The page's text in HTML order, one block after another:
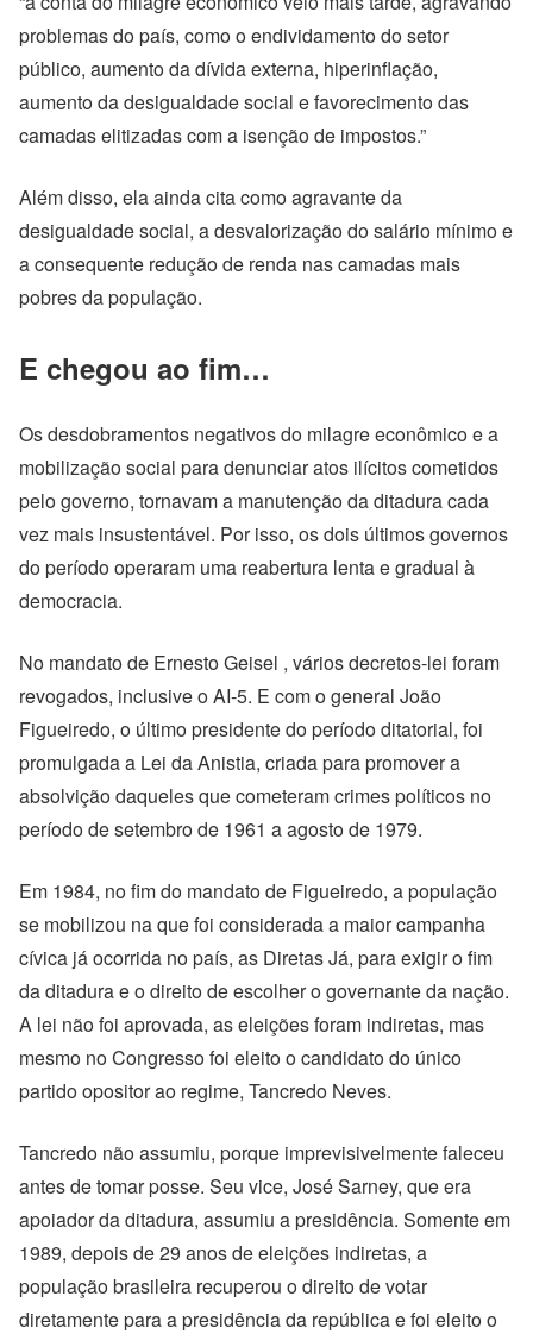
problemas do país, como o endividamento do setor
público, aumento da dívida externa, hiperinflação,
aumento da desigualdade social e favorecimento das
camadas elitizadas com a isenção de impostos.”
Além disso, ela ainda cita como agravante da
desigualdade social, a desvalorização do salário mínimo e
a consequente redução de renda nas camadas mais
pobres da população.
E chegou ao fim…
Os desdobramentos negativos do milagre econômico e a
mobilização social para denunciar atos ilícitos cometidos
pelo governo, tornavam a manutenção da ditadura cada
vez mais insustentável. Por isso, os dois últimos governos
do período operaram uma reabertura lenta e gradual à
democracia.
No mandato de Ernesto Geisel , vários decretos-lei foram
revogados, inclusive o AI-5. E com o general João
Figueiredo, o último presidente do período ditatorial, foi
promulgada a Lei da Anistia, criada para promover a
absolvição daqueles que cometeram crimes políticos no
período de setembro de 1961 a agosto de 1979.
Em 1984, no fim do mandato de Figueiredo, a população
se mobilizou na que foi considerada a maior campanha
cívica já ocorrida no país, as Diretas Já, para exigir o fim
da ditadura e o direito de escolher o governante da nação.
A lei não foi aprovada, as eleições foram indiretas, mas
mesmo no Congresso foi eleito o candidato do único
partido opositor ao regime, Tancredo Neves.
Tancredo não assumiu, porque imprevisivelmente faleceu
antes de tomar posse. Seu vice, José Sarney, que era
apoiador da ditadura, assumiu a presidência. Somente em
1989, depois de 29 anos de eleições indiretas, a
população brasileira recuperou o direito de votar
diretamente para a presidência da república e foi eleito o